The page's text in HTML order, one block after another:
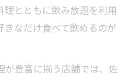
とともに飲み放題を利用
なだけ食べて飲めるのが
が豊富に揃う店舗では、佐